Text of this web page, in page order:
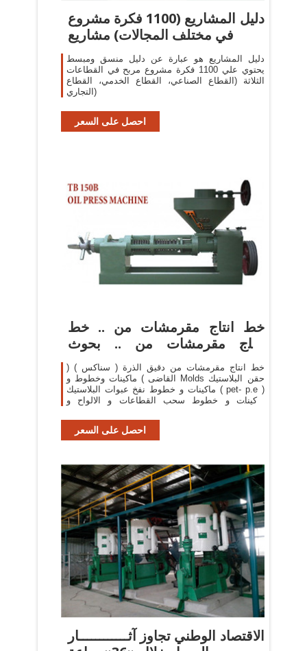
دليل المشاريع (1100 فكرة مشروع
في مختلف المجالات) مشاريع
دليل المشاريع هو عبارة عن دليل منسق ومبسط
يحتوي علي 1100 فكرة مشروع مربح في القطاعات
الثلاثة (القطاع الصناعي، القطاع الخدمي، القطاع
التجاري)
احصل على السعر
خط انتاج مقرمشات من .. خط
انتاج مقرمشات من .. بحوث
وتقارير
خط انتاج مقرمشات من دقيق الذرة ( سناكس ) (
القاضى ) ماكينات وخطوط و Molds حقن البلاستيك
ماكينات و خطوط نفخ عبوات البلاستيك ( pet- p.e )
ماكينات و خطوط سحب القطاعات و الالواح و
احصل على السعر
الاقتصاد الوطني تجاوز آثــــــــــــار